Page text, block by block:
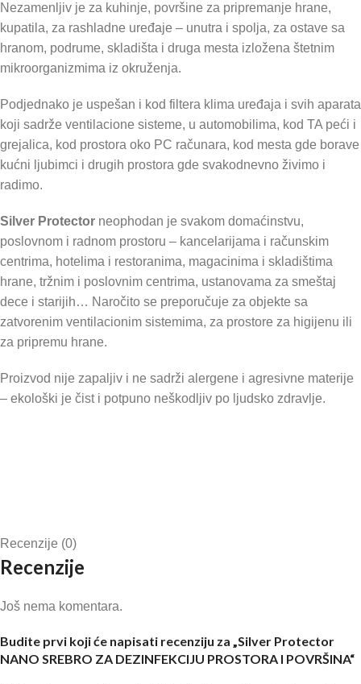
Nezamenljiv je za kuhinje, površine za pripremanje hrane,
kupatila, za rashladne uređaje – unutra i spolja, za ostave sa
hranom, podrume, skladišta i druga mesta izložena štetnim
mikroorganizmima iz okruženja.
Podjednako je uspešan i kod filtera klima uređaja i svih aparata
koji sadrže ventilacione sisteme, u automobilima, kod TA peći i
grejalica, kod prostora oko PC računara, kod mesta gde borave
kućni ljubimci i drugih prostora gde svakodnevno živimo i
radimo.
Silver Protector neophodan je svakom domaćinstvu,
poslovnom i radnom prostoru – kancelarijama i računskim
centrima, hotelima i restoranima, magacinima i skladištima
hrane, tržnim i poslovnim centrima, ustanovama za smeštaj
dece i starijih… Naročito se preporučuje za objekte sa
zatvorenim ventilacionim sistemima, za prostore za higijenu ili
za pripremu hrane.
Proizvod nije zapaljiv i ne sadrži alergene i agresivne materije
– ekološki je čist i potpuno neškodljiv po ljudsko zdravlje.
Recenzije (0)
Recenzije
Još nema komentara.
Budite prvi koji će napisati recenziju za „Silver Protector
NANO SREBRO ZA DEZINFEKCIJU PROSTORA I POVRŠINA“